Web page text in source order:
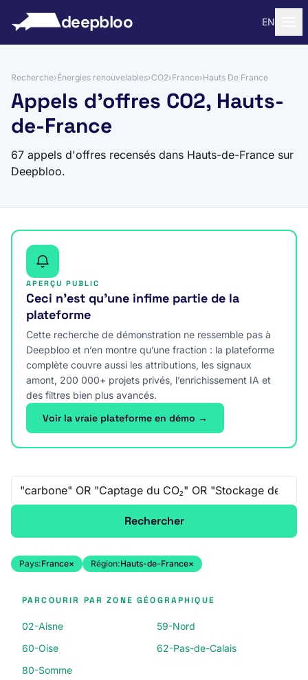
deepbloo EN
Recherche›Énergies renouvelables›CO2›France›Hauts De France
Appels d'offres CO2, Hauts-
de-France
67 appels d'offres recensés dans Hauts-de-France sur
Deepbloo.
APERÇU PUBLIC
Ceci n’est qu’une infime partie de la
plateforme
Cette recherche de démonstration ne ressemble pas à
Deepbloo et n’en montre qu’une fraction : la plateforme
complète couvre aussi les attributions, les signaux
amont, 200 000+ projets privés, l’enrichissement IA et
des filtres bien plus avancés.
Voir la vraie plateforme en démo →
Recherche libre
Rechercher
Pays:France× Région:Hauts-de-France×
PARCOURIR PAR ZONE GÉOGRAPHIQUE
02-Aisne
59-Nord
60-Oise
62-Pas-de-Calais
80-Somme